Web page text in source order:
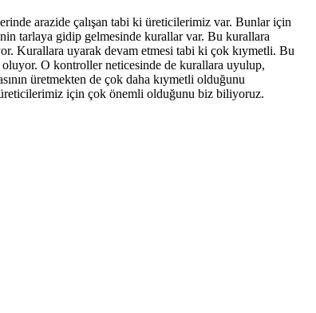
arazide çalışan tabi ki üreticilerimiz var. Bunlar için
tarlaya gidip gelmesinde kurallar var. Bu kurallara
Kurallara uyarak devam etmesi tabi ki çok kıymetli. Bu
oluyor. O kontroller neticesinde de kurallara uyulup,
üretmekten de çok daha kıymetli olduğunu
üreticilerimiz için çok önemli olduğunu biz biliyoruz.